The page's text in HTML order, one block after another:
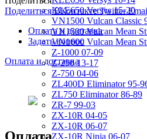
KLE650 Versys 15-20
VN1500 Vulcan Classic
VN1500 Vulcan Mean
VN1600 Vulcan Mean
Z-1000 07-09
Z-250 13-17
Z-750 04-06
ZL400D Eliminator 95-
ZL750 Eliminator 86-89
ZR-7 99-03
ZX-10R 04-05
ZX-10R 06-07
ZX-10R Ninja 06-07
Поделиться ВКонтакте Twitter
Оплата и доставка
Задать вопрос
Оплата и доставка
Оплата